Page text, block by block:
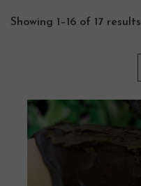
Showing 1–16 of 17 results